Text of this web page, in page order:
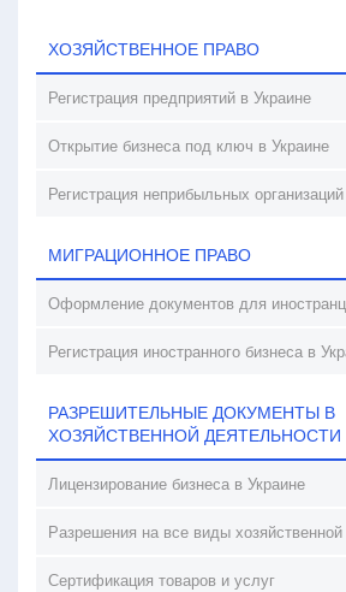
ХОЗЯЙСТВЕННОЕ ПРАВО
Регистрация предприятий в Украине
Открытие бизнеса под ключ в Украине
Регистрация неприбыльных организаций
МИГРАЦИОННОЕ ПРАВО
Оформление документов для
Регистрация иностранного бизнеса в
РАЗРЕШИТЕЛЬНЫЕ ДОКУМЕНТЫ В
ХОЗЯЙСТВЕННОЙ ДЕЯТЕЛЬНОСТИ
Лицензирование бизнеса в Украине
Разрешения на все виды
Сертификация товаров и услуг